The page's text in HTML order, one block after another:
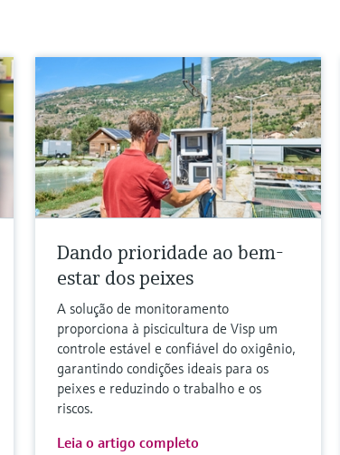
Dando prioridade ao bem-
estar dos peixes
A solução de monitoramento
proporciona à piscicultura de Visp um
controle estável e confiável do oxigênio,
garantindo condições ideais para os
peixes e reduzindo o trabalho e os
riscos.
Leia o artigo completo